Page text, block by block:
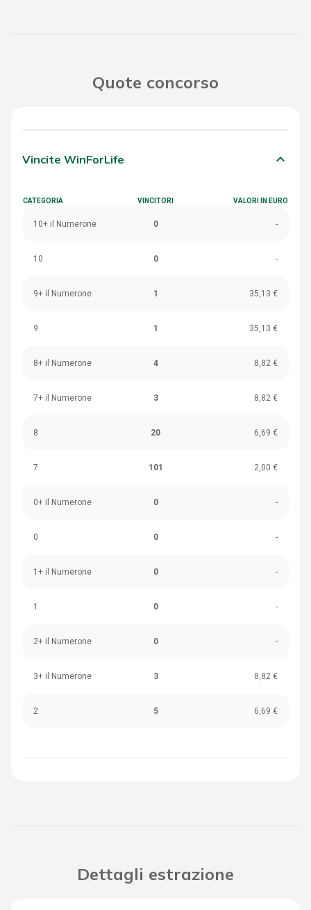
Quote concorso
Vincite WinForLife keyboard_arrow_down
CATEGORIA VINCITORI VALORI IN EURO
10+ il Numerone 0 -
10 0 -
9+ il Numerone 1 35,13 €
9 1 35,13 €
8+ il Numerone 4 8,82 €
7+ il Numerone 3 8,82 €
8 20 6,69 €
7 101 2,00 €
0+ il Numerone 0 -
0 0 -
1+ il Numerone 0 -
1 0 -
2+ il Numerone 0 -
3+ il Numerone 3 8,82 €
2 5 6,69 €
Dettagli estrazione